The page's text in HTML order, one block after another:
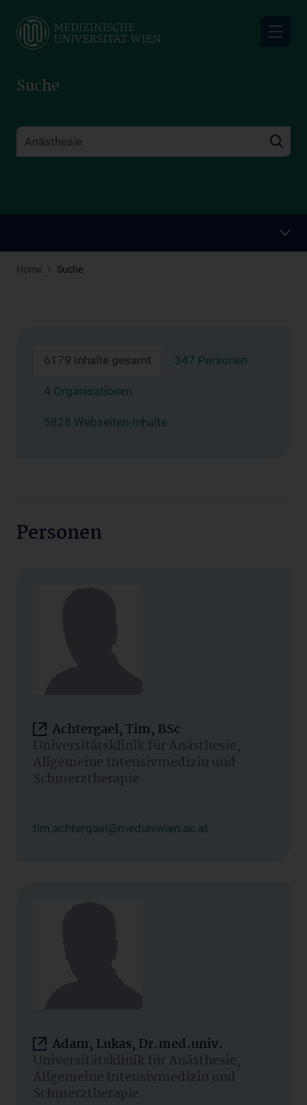
main
Suche
Home Suche
6179 Inhalte gesamt 347 Personen
4 Organisationen
5828 Webseiten-Inhalte
Personen
Achtergael, Tim, BSc
Universitätsklinik für Anästhesie,
Allgemeine Intensivmedizin und
Schmerztherapie
tim.achtergael@meduniwien.ac.at
Adam, Lukas, Dr.med.univ.
Universitätsklinik für Anästhesie,
Allgemeine Intensivmedizin und
Schmerztherapie